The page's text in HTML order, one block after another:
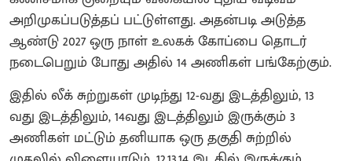
அறிமுகப்படுத்தப் பட்டுள்ளது. அதன்படி அடுத்த
ஆண்டு 2027 ஒரு நாள் உலகக் கோப்பை தொடர்
நடைபெறும் போது அதில் 14 அணிகள் பங்கேற்கும்.
இதில் லீக் சுற்றுகள் முடிந்து 12-வது இடத்திலும், 13
வது இடத்திலும், 14வது இடத்திலும் இருக்கும் 3
அணிகள் மட்டும் தனியாக ஒரு தகுதி சுற்றில்